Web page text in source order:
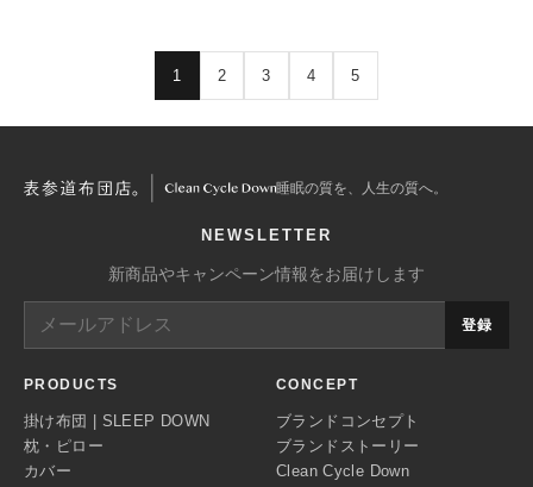
1 2 3 4 5
睡眠の質を、人生の質へ。
NEWSLETTER
新商品やキャンペーン情報をお届けします
登録
PRODUCTS
掛け布団 | SLEEP DOWN
枕・ピロー
カバー
CONCEPT
ブランドコンセプト
ブランドストーリー
Clean Cycle Down